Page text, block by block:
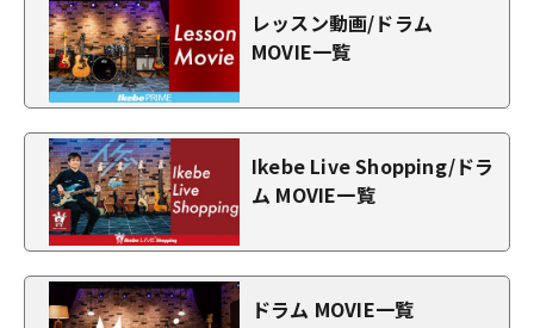
レッスン動画/ドラム
MOVIE一覧
Ikebe Live Shopping/ドラ
ム MOVIE一覧
ドラム MOVIE一覧